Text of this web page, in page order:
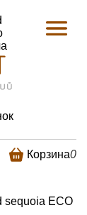
Корзина0
sequoia ECO